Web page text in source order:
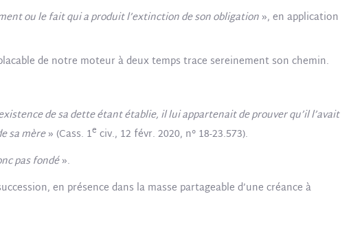
ou le fait qui a produit l’extinction de son obligation», en application
de notre moteur à deux temps trace sereinement son chemin.
de sa dette étant établie, il lui appartenait de prouver qu’il l’avait
sa mère» (Cass. 1e civ., 12 févr. 2020, n° 18-23.573).
pas fondé».
en présence dans la masse partageable d’une créance à